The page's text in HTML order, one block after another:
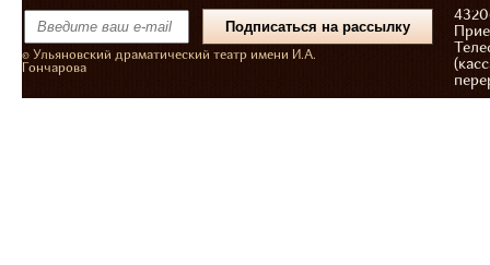
© Ульяновский драматический театр имени И.А.
Гончарова